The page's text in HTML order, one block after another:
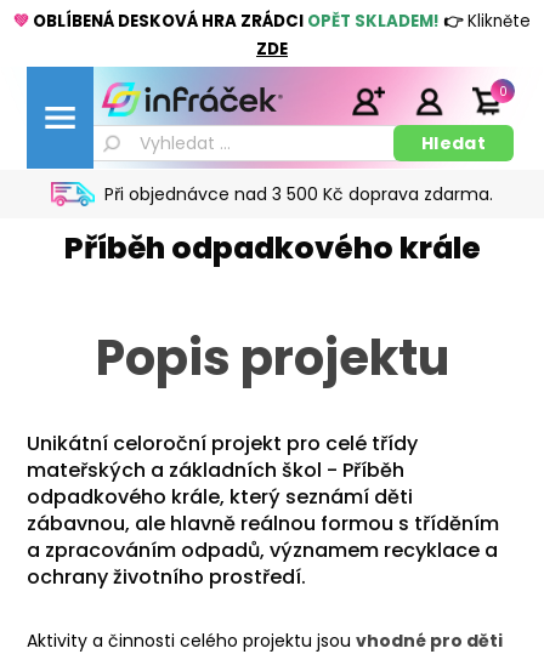
💚 OBLÍBENÁ DESKOVÁ HRA ZRÁDCI OPĚT SKLADEM! 👉Klikněte
ZDE
Při objednávce nad 3 500 Kč doprava zdarma.
0
Příběh odpadkového krále
Popis projektu
Unikátní celoroční projekt pro celé třídy
mateřských a základních škol - Příběh
odpadkového krále, který seznámí děti
zábavnou, ale hlavně reálnou formou s tříděním
a zpracováním odpadů, významem recyklace a
ochrany životního prostředí.
Aktivity a činnosti celého projektu jsouvhodné pro děti